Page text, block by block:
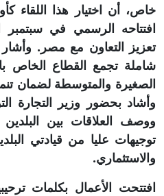
خاص، أن اختيار هذا اللقاء
افتتاحه الرسمي في
تعزيز التعاون مع مصر.
شاملة تجمع القطاع الخاص
الصغيرة والمتوسطة لضمان
وأشاد بحضور وزير التجارة
ووصف العلاقات بين
توجيهات عليا من قيادتي
والاستثماري.
افتتحت الأعمال بكلمات